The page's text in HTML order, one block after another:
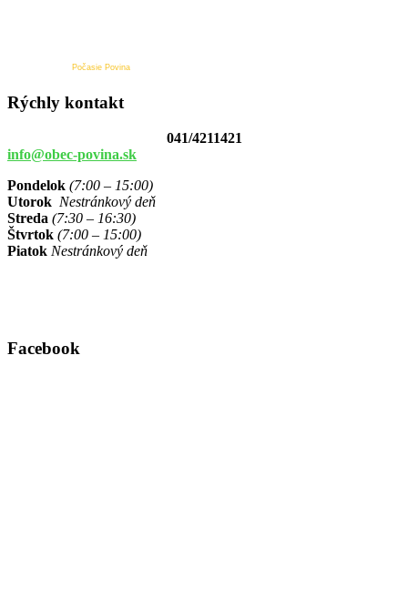
Počasie Povina
Rýchly kontakt
041/4211421
info@obec-povina.sk
Pondelok (7:00 – 15:00)
Utorok Nestránkový deň
Streda (7:30 – 16:30)
Štvrtok (7:00 – 15:00)
Piatok Nestránkový deň
Facebook